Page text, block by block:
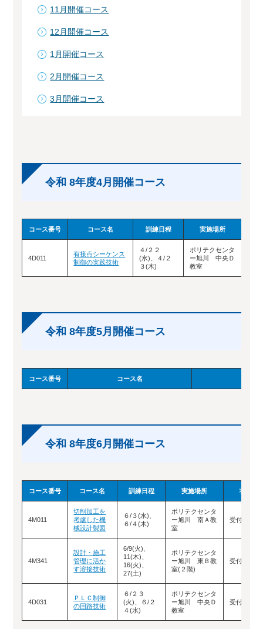
11月開催コース
12月開催コース
1月開催コース
2月開催コース
3月開催コース
令和 8年度4月開催コース
コース番号 コース名 訓練日程 実施場所
4D011
有接点シーケンス
制御の実践技術
４/２２
(水)、４/２
３(木)
ポリテクセンタ
ー旭川 中央Ｄ
教室
令和 8年度5月開催コース
コース番号 コース名
令和 8年度6月開催コース
コース番号 コース名 訓練日程 実施場所 状況
4M011
切削加工を
考慮した機
械設計製図
６/３(水)、
６/４(木)
ポリテクセンタ
ー旭川 南Ａ教
室
受付終了
4M341
設計・施工
管理に活か
す溶接技術
6/9(火)、
11(木)、
16(火)、
27(土)
ポリテクセンタ
ー旭川 東Ｂ教
室(２階)
受付終了
4D031
ＰＬＣ制御
の回路技術
６/２３
(火)、６/２
４(水)
ポリテクセンタ
ー旭川 中央Ｄ
教室
受付終了